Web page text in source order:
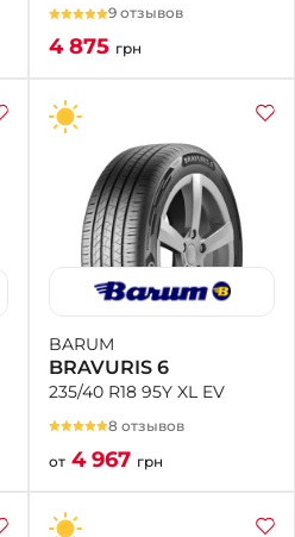
9 отзывов
4 875 грн
BARUM
BRAVURIS 6
235/40 R18 95Y XL EV
8 отзывов
от 4 967 грн